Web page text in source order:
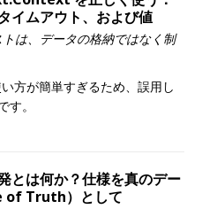
イムアウト、および値
は、データの格納ではなく制
方が簡単すぎるため、誤用し
。
とは何か？仕様を真のデー
of Truth）として